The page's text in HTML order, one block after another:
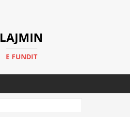
LAJMIN
E FUNDIT